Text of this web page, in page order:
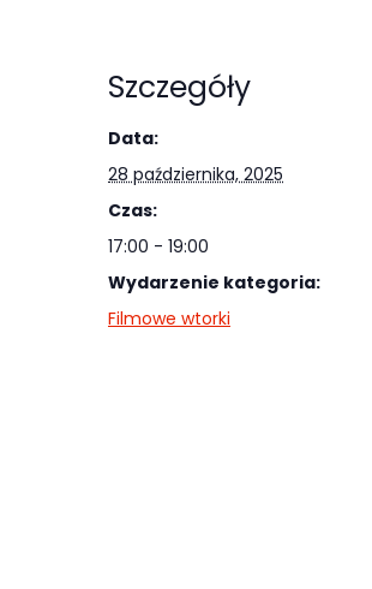
Szczegóły
Data:
28 października, 2025
Czas:
17:00 - 19:00
Wydarzenie kategoria:
Filmowe wtorki
internetowa
działała jak
podczas
twojego
przejścia na nią.
Jeśli odrzucisz
te pliki cookie,